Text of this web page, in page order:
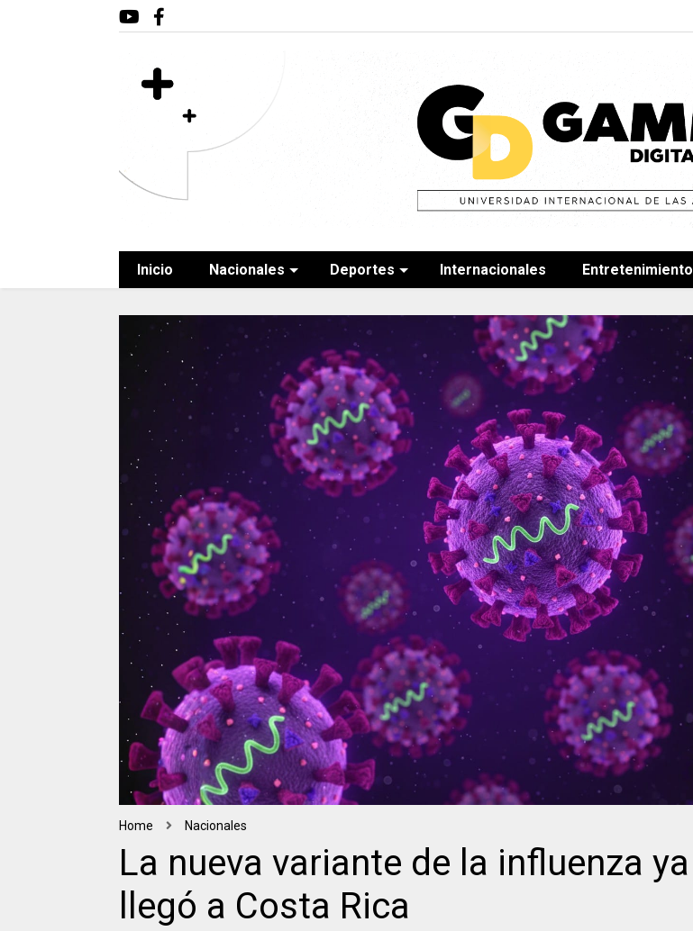
Inicio Nacionales Deportes Internacionales Entretenimiento
Home Nacionales
La nueva variante de la influenza ya
llegó a Costa Rica